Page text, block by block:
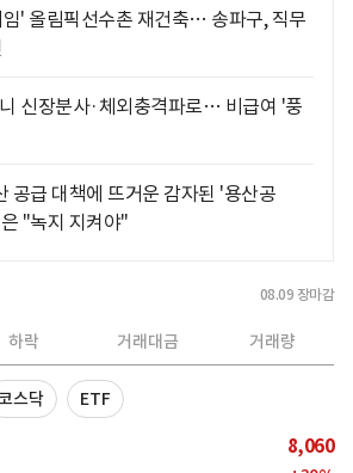
' 올림픽선수촌 재건축… 송파구, 직무
신장분사·체외충격파로… 비급여 '풍
공급 대책에 뜨거운 감자된 '용산공
"녹지 지켜야"
08.09 장마감
하락 거래대금 거래량
스닥 ETF
8,060